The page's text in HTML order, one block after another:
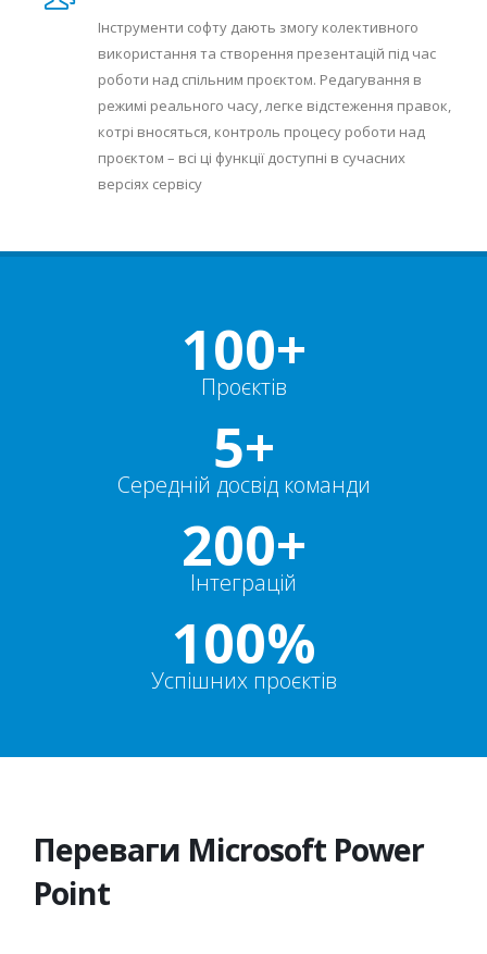
Інструменти софту дають змогу колективного
використання та створення презентацій під час
роботи над спільним проєктом. Редагування в
режимі реального часу, легке відстеження правок,
котрі вносяться, контроль процесу роботи над
проєктом – всі ці функції доступні в сучасних
версіях сервісу
100+
Проєктів
5+
Середній досвід команди
200+
Інтеграцій
100%
Успішних проєктів
Переваги Microsoft Power
Point